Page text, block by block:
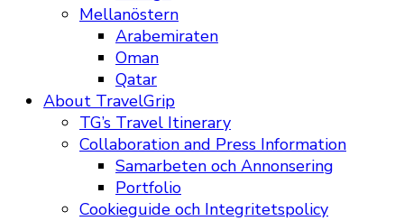
Mellanöstern
Arabemiraten
Oman
Qatar
About TravelGrip
TG’s Travel Itinerary
Collaboration and Press Information
Samarbeten och Annonsering
Portfolio
Cookieguide och Integritetspolicy